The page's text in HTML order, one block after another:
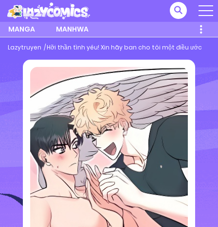
MANGA MANHWA
Lazytruyen Hỡi thần tình yêu! Xin hãy ban cho tôi một điều ước